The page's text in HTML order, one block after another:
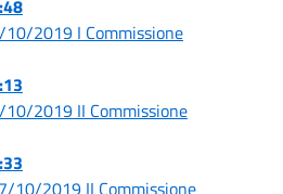
2019 I Commissione
2019 II Commissione
10/2019 II Commissione